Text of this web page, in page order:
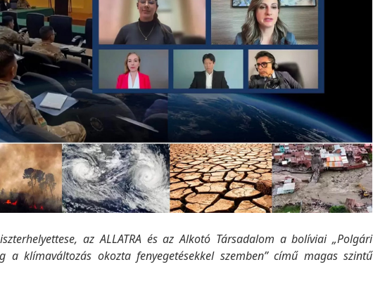
az ALLATRA és az Alkotó Társadalom a bolíviai „Polgári
a klímaváltozás okozta fenyegetésekkel szemben” című magas szintű